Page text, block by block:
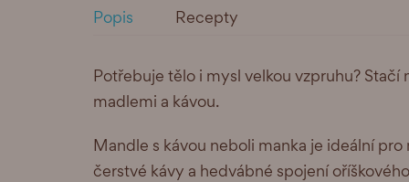
Popis Recepty
Potřebuje tělo i mysl velkou vzpruhu? Stačí
madlemi a kávou.
Mandle s kávou neboli manka je ideální
čerstvé kávy a hedvábné spojení